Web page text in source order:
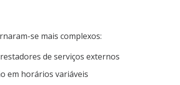
se mais complexos:
de serviços externos
em horários variáveis